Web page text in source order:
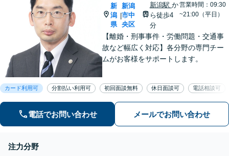
新
潟
県
|
新潟
市中
央区
新潟駅 か
ら徒歩4
分
営業時間：09:30
~21:00（平日）
【離婚・刑事事件・労働問題・交通事
故など幅広く対応】各分野の専門チー
ムがお客様をサポートします。
カード利用可 分割払い利用可 初回面談無料 休日面談可 電話相談可
電話でお問い合わせ メールでお問い合わせ
注力分野